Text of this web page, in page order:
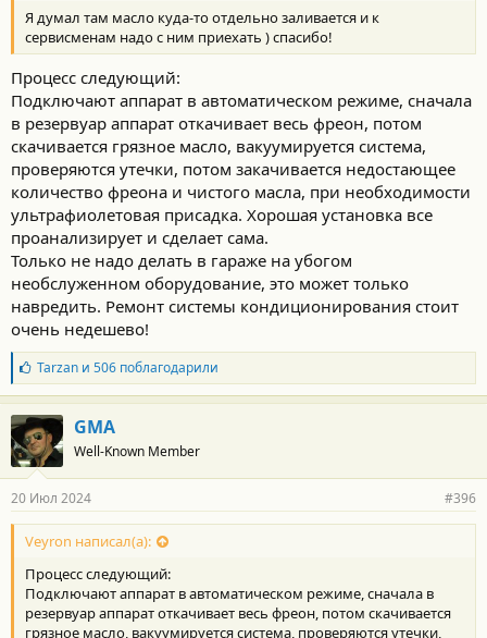
Я думал там масло куда-то отдельно заливается и к
сервисменам надо с ним приехать ) спасибо!
Процесс следующий:
Подключают аппарат в автоматическом режиме, сначала
в резервуар аппарат откачивает весь фреон, потом
скачивается грязное масло, вакуумируется система,
проверяются утечки, потом закачивается недостающее
количество фреона и чистого масла, при необходимости
ультрафиолетовая присадка. Хорошая установка все
проанализирует и сделает сама.
Только не надо делать в гараже на убогом
необслуженном оборудование, это может только
навредить. Ремонт системы кондиционирования стоит
очень недешево!
Б
л
а
г
о
д
а
н
о
с
и
:
Tarzanи 506поблагодарили
GMA
Well-Known Member
20 Июл 2024 #396
Veyron написал(а):
Процесс следующий:
Подключают аппарат в автоматическом режиме, сначала в
резервуар аппарат откачивает весь фреон, потом скачивается
грязное масло, вакуумируется система, проверяются утечки,